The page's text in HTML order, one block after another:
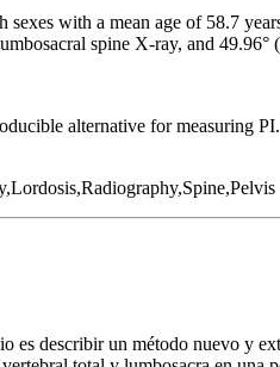
with a mean age of 58.7
spine X-ray, and
alternative for measuring PI.
es describir un método nuevo y